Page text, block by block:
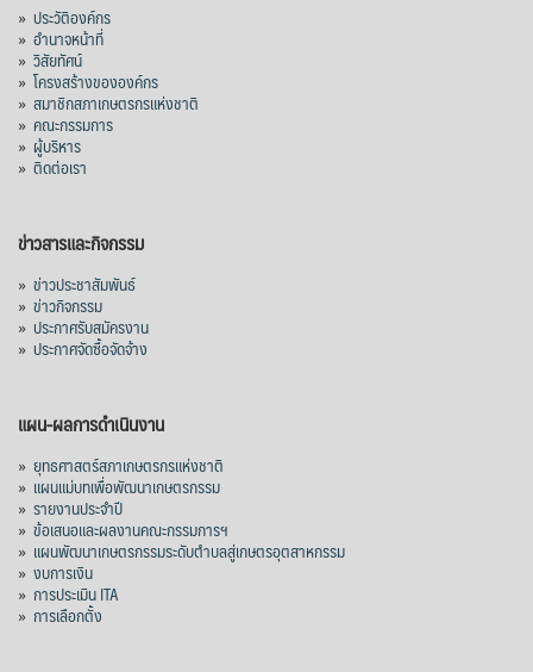
» ประวัติองค์กร
» อำนาจหน้าที่
» วิสัยทัศน์
» โครงสร้างขององค์กร
» สมาชิกสภาเกษตรกรแห่งชาติ
» คณะกรรมการ
» ผู้บริหาร
» ติดต่อเรา
ข่าวสารและกิจกรรม
» ข่าวประชาสัมพันธ์
» ข่าวกิจกรรม
» ประกาศรับสมัครงาน
» ประกาศจัดซื้อจัดจ้าง
แผน-ผลการดำเนินงาน
» ยุทธศาสตร์สภาเกษตรกรแห่งชาติ
» แผนแม่บทเพื่อพัฒนาเกษตรกรรม
» รายงานประจำปี
» ข้อเสนอและผลงานคณะกรรมการฯ
» แผนพัฒนาเกษตรกรรมระดับตำบลสู่เกษตรอุตสาหกรรม
» งบการเงิน
» การประเมิน ITA
» การเลือกตั้ง